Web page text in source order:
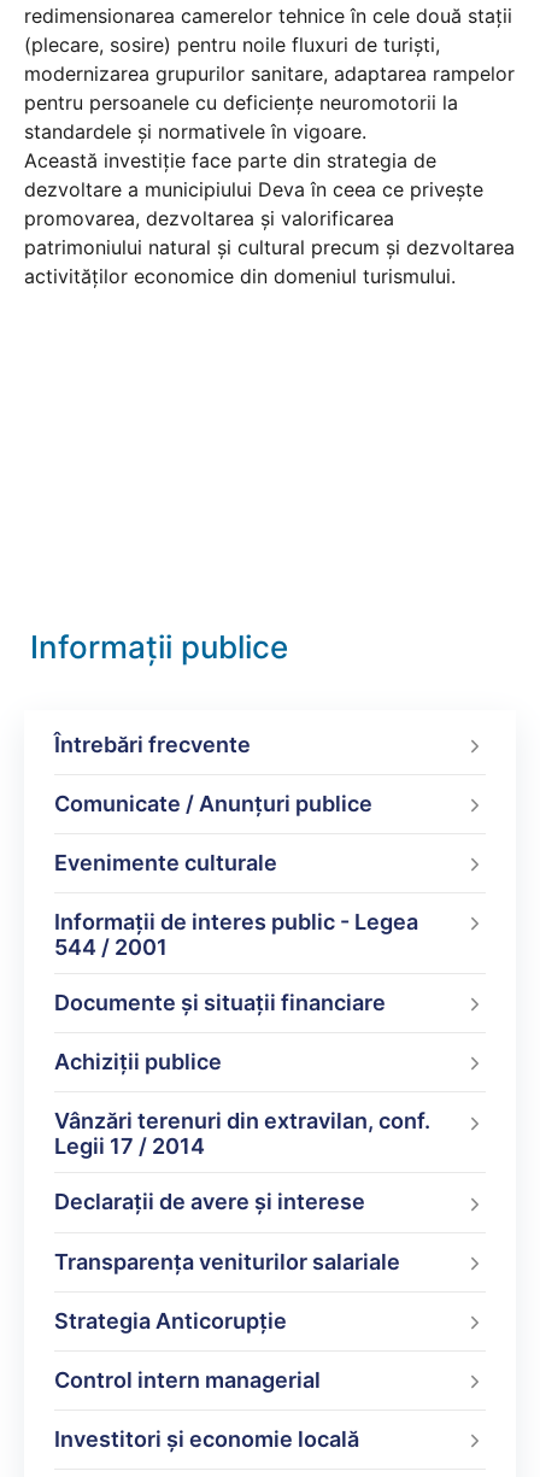
redimensionarea camerelor tehnice în cele două stații
(plecare, sosire) pentru noile fluxuri de turiști,
modernizarea grupurilor sanitare, adaptarea rampelor
pentru persoanele cu deficiențe neuromotorii la
standardele și normativele în vigoare.
Această investiție face parte din strategia de
dezvoltare a municipiului Deva în ceea ce privește
promovarea, dezvoltarea și valorificarea
patrimoniului natural și cultural precum și dezvoltarea
activităților economice din domeniul turismului.
Informații publice
Întrebări frecvente
Comunicate / Anunțuri publice
Evenimente culturale
Informații de interes public - Legea
544 / 2001
Documente şi situaţii financiare
Achiziții publice
Vânzări terenuri din extravilan, conf.
Legii 17 / 2014
Declarații de avere şi interese
Transparența veniturilor salariale
Strategia Anticorupție
Control intern managerial
Investitori și economie locală